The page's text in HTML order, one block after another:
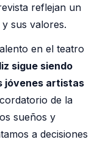
reflejan un
sus valores.
en el teatro
sigue siendo
jóvenes artistas
de la
sueños y
a decisiones